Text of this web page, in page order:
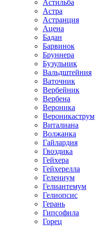
Астильба
Астра
Астранция
Ацена
Бадан
Барвинок
Бруннера
Бузульник
Вальдштейния
Ваточник
Вербейник
Вербена
Вероника
Вероникаструм
Виталиана
Волжанка
Гайлардия
Гвоздика
Гейхера
Гейхерелла
Гелениум
Гелиантемум
Гелиопсис
Герань
Гипсофила
Горец